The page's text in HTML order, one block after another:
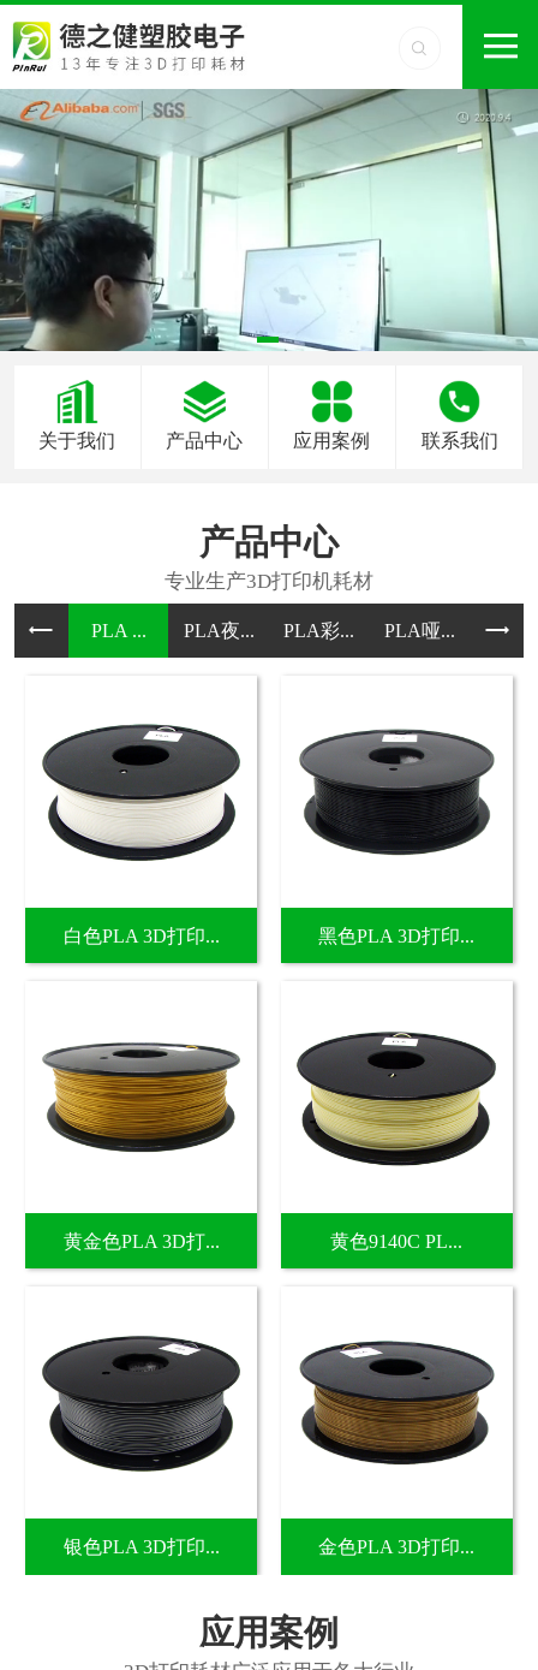
关于我们 产品中心 应用案例 联系我们
产品中心
PLA ... PLA夜... PLA彩... PLA哑... PLA
白色PLA 3D打印... 黑色PLA 3D打印...
黄金色PLA 3D打... 黄色9140C PL...
银色PLA 3D打印... 金色PLA 3D打印...
应用案例